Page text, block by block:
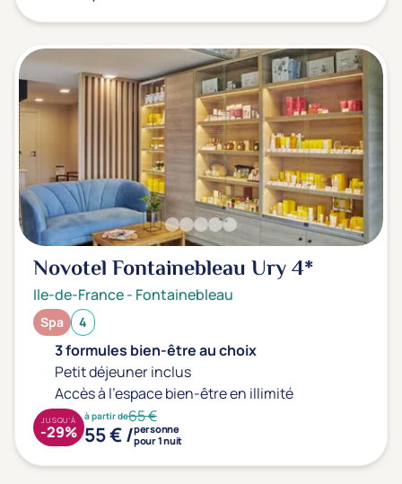
Novotel Fontainebleau Ury4*
Ile-de-France- Fontainebleau
Spa 4
3 formules bien-être au choix
Petit déjeuner inclus
Accès à l'espace bien-être en illimité
à partir de65 €
55 € /personne
pour 1 nuit
JUSQU'À
-29%